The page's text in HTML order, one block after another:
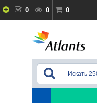
0 0 0